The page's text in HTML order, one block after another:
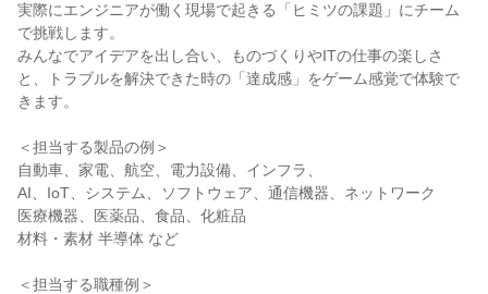
実際にエンジニアが働く現場で起きる「ヒミツの課題」にチーム
で挑戦します。
みんなでアイデアを出し合い、ものづくりやITの仕事の楽しさ
と、トラブルを解決できた時の「達成感」をゲーム感覚で体験で
きます。
＜担当する製品の例＞
自動車、家電、航空、電力設備、インフラ、
AI、IoT、システム、ソフトウェア、通信機器、ネットワーク
医療機器、医薬品、食品、化粧品
材料・素材 半導体 など
＜担当する職種例＞